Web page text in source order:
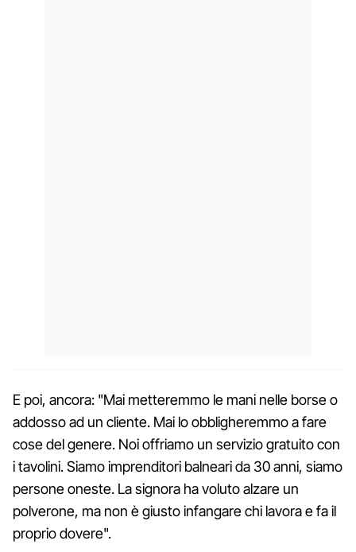
E poi, ancora: "Mai metteremmo le mani nelle borse o
addosso ad un cliente. Mai lo obbligheremmo a fare
cose del genere. Noi offriamo un servizio gratuito con
i tavolini. Siamo imprenditori balneari da 30 anni, siamo
persone oneste. La signora ha voluto alzare un
polverone, ma non è giusto infangare chi lavora e fa il
proprio dovere".